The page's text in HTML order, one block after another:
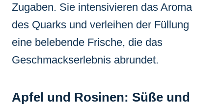
Zugaben. Sie intensivieren das Aroma
des Quarks und verleihen der Füllung
eine belebende Frische, die das
Geschmackserlebnis abrundet.
Apfel und Rosinen: Süße und